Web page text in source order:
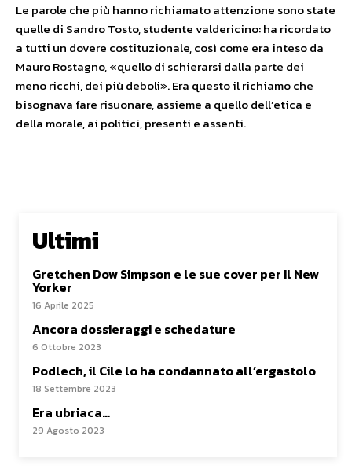
Le parole che più hanno richiamato attenzione sono state
quelle di Sandro Tosto, studente valdericino: ha ricordato
a tutti un dovere costituzionale, così come era inteso da
Mauro Rostagno, «quello di schierarsi dalla parte dei
meno ricchi, dei più deboli». Era questo il richiamo che
bisognava fare risuonare, assieme a quello dell’etica e
della morale, ai politici, presenti e assenti.
Ultimi
Gretchen Dow Simpson e le sue cover per il New
Yorker
16 Aprile 2025
Ancora dossieraggi e schedature
6 Ottobre 2023
Podlech, il Cile lo ha condannato all’ergastolo
18 Settembre 2023
Era ubriaca…
29 Agosto 2023